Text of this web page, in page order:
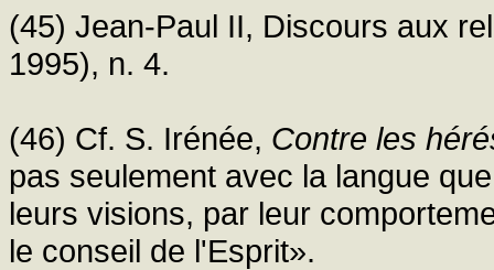
(45) Jean-Paul II, Discours aux
1995), n. 4.
(46) Cf. S. Irénée, Contre les
pas seulement avec la langue
leurs visions, par leur
le conseil de l'Esprit».